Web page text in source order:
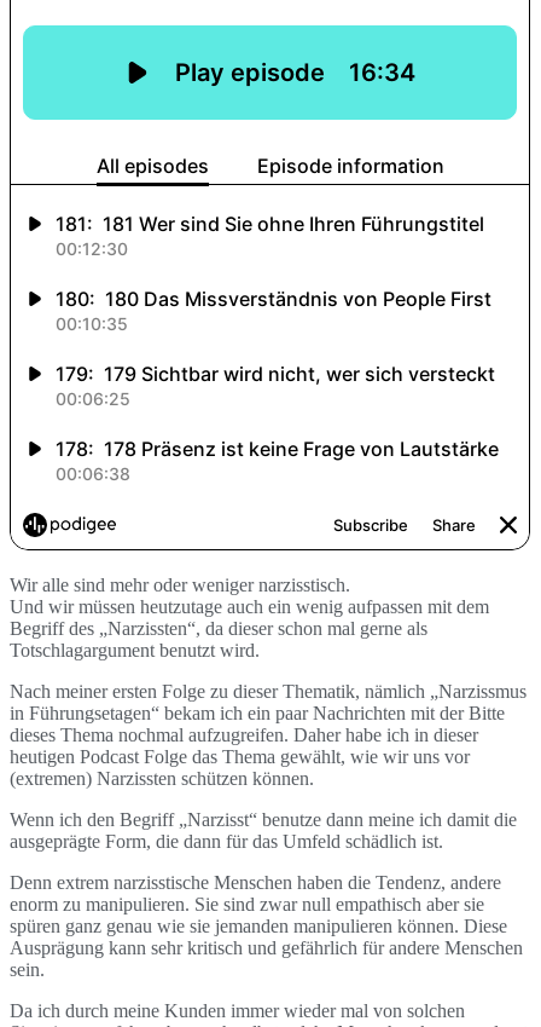
Wir alle sind mehr oder weniger narzisstisch.
Und wir müssen heutzutage auch ein wenig aufpassen mit dem
Begriff des „Narzissten“, da dieser schon mal gerne als
Totschlagargument benutzt wird.
Nach meiner ersten Folge zu dieser Thematik, nämlich „Narzissmus
in Führungsetagen“ bekam ich ein paar Nachrichten mit der Bitte
dieses Thema nochmal aufzugreifen. Daher habe ich in dieser
heutigen Podcast Folge das Thema gewählt, wie wir uns vor
(extremen) Narzissten schützen können.
Wenn ich den Begriff „Narzisst“ benutze dann meine ich damit die
ausgeprägte Form, die dann für das Umfeld schädlich ist.
Denn extrem narzisstische Menschen haben die Tendenz, andere
enorm zu manipulieren. Sie sind zwar null empathisch aber sie
spüren ganz genau wie sie jemanden manipulieren können. Diese
Ausprägung kann sehr kritisch und gefährlich für andere Menschen
sein.
Da ich durch meine Kunden immer wieder mal von solchen